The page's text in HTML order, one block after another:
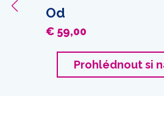
Od
€ 59,00
Prohlédnout si